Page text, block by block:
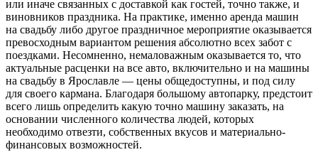
или иначе связанных с доставкой как гостей, точно также, и
виновников праздника. На практике, именно аренда машин
на свадьбу либо другое праздничное мероприятие оказывается
превосходным вариантом решения абсолютно всех забот с
поездками. Несомненно, немаловажным оказывается то, что
актуальные расценки на все авто, включительно и на машины
на свадьбу в Ярославле — цены общедоступны, и под силу
для своего кармана. Благодаря большому автопарку, предстоит
всего лишь определить какую точно машину заказать, на
основании численного количества людей, которых
необходимо отвезти, собственных вкусов и материально-
финансовых возможностей.